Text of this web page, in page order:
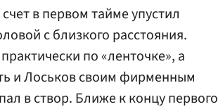
в первом тайме упустил
с близкого расстояния.
по «ленточке», а
и Лоськов своим фирменным
в створ. Ближе к концу первого